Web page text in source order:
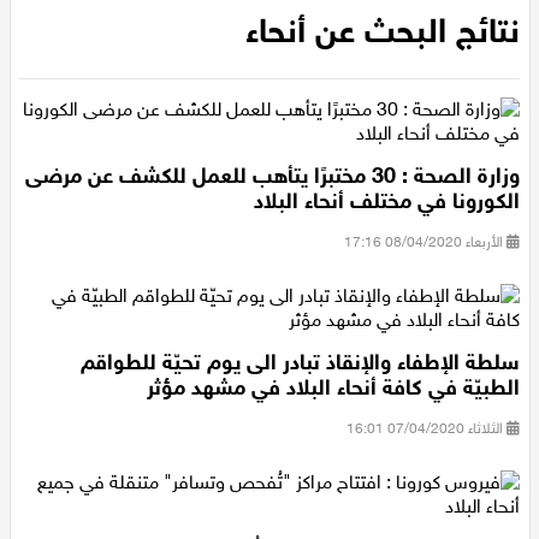
دير حنا
سخنين
عرابة
اخبار عالمية
رياضة
رياضة محلية
رياضة عالمية
نتائج البحث عن أنحاء
وزارة الصحة : 30 مختبرًا يتأهب للعمل للكشف عن مرضى
الكورونا في مختلف أنحاء البلاد
سلطة الإطفاء والإنقاذ تبادر الى يوم تحيّة للطواقم
الطبيّة في كافة أنحاء البلاد في مشهد مؤثر